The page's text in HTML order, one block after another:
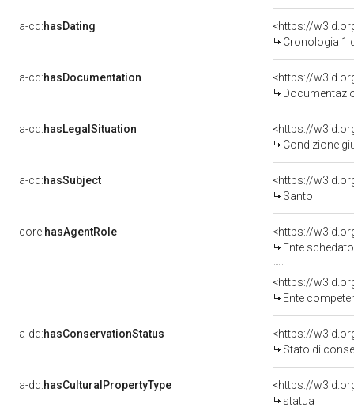
a-cd:hasDating
<https://
Cronologia 1
a-cd:hasDocumentation
a-cd:hasLegalSituation
Condizione
a-cd:hasSubject
<https://
Santo
core:hasAgentRole
<https://
Ente schedatore
<https://
Ente competente per
a-dd:hasConservationStatus
<https://
Stato di
a-dd:hasCulturalPropertyType
<https://
statua